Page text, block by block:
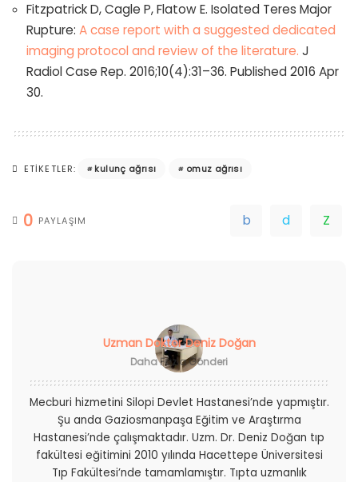
Fitzpatrick D, Cagle P, Flatow E. Isolated Teres Major
Rupture: A case report with a suggested dedicated
imaging protocol and review of the literature. J
Radiol Case Rep. 2016;10(4):31–36. Published 2016 Apr
30.
ETIKETLER: kulunç ağrısı omuz ağrısı
0 PAYLAŞIM
Uzman Doktor Deniz Doğan
Daha Fazla Gönderi
Mecburi hizmetini Silopi Devlet Hastanesi’nde yapmıştır.
Şu anda Gaziosmanpaşa Eğitim ve Araştırma
Hastanesi’nde çalışmaktadır. Uzm. Dr. Deniz Doğan tıp
fakültesi eğitimini 2010 yılında Hacettepe Üniversitesi
Tıp Fakültesi’nde tamamlamıştır. Tıpta uzmanlık